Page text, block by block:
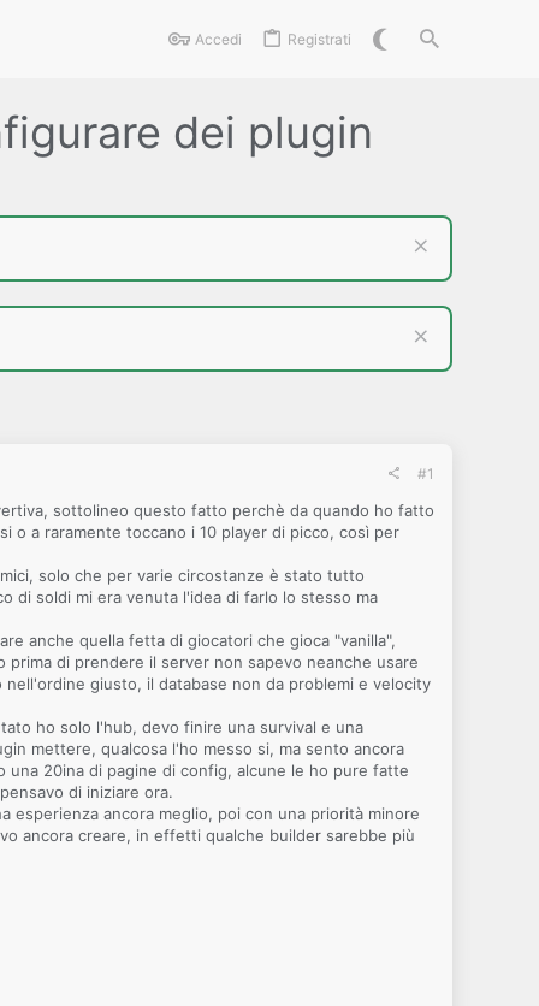
Accedi Registrati
dei plugin
#1
sottolineo questo fatto perchè da quando ho fatto
o a raramente toccano i 10 player di picco, così per
solo che per varie circostanze è stato tutto
di soldi mi era venuta l'idea di farlo lo stesso ma
anche quella fetta di giocatori che gioca "vanilla",
di prendere il server non sapevo neanche usare
giusto, il database non da problemi e velocity
ho solo l'hub, devo finire una survival e una
mettere, qualcosa l'ho messo si, ma sento ancora
una 20ina di pagine di config, alcune le ho pure fatte
di iniziare ora.
esperienza ancora meglio, poi con una priorità minore
ancora creare, in effetti qualche builder sarebbe più